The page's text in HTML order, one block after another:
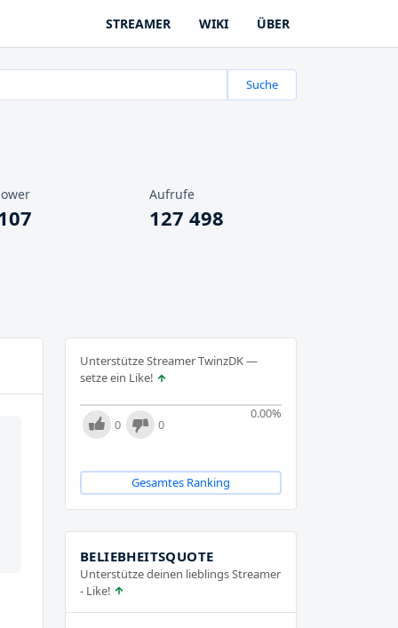
STREAMER WIKI ÜBER
Suche
Aufrufe
127 498
Unterstütze Streamer TwinzDK —
setze ein Like!
0.00%
0 0
Gesamtes Ranking
BELIEBHEITSQUOTE
Unterstütze deinen lieblings Streamer
- Like!